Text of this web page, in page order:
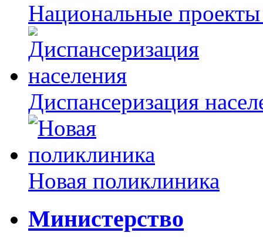
Национальные
Диспансеризация
Новая поликлиника
Министерство